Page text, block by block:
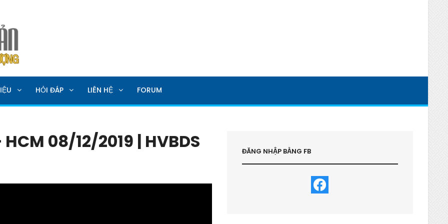
HỎI ĐÁP LIÊN HỆ FORUM
08/12/2019 | HVBDS ĐĂNG NHẬP BẰNG FB